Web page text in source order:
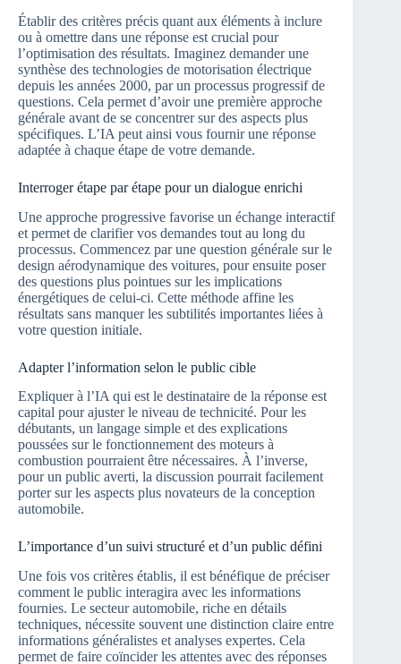
Établir des critères précis quant aux éléments à inclure
ou à omettre dans une réponse est crucial pour
l’optimisation des résultats. Imaginez demander une
synthèse des technologies de motorisation électrique
depuis les années 2000, par un processus progressif de
questions. Cela permet d’avoir une première approche
générale avant de se concentrer sur des aspects plus
spécifiques. L’IA peut ainsi vous fournir une réponse
adaptée à chaque étape de votre demande.
Interroger étape par étape pour un dialogue enrichi
Une approche progressive favorise un échange interactif
et permet de clarifier vos demandes tout au long du
processus. Commencez par une question générale sur le
design aérodynamique des voitures, pour ensuite poser
des questions plus pointues sur les implications
énergétiques de celui-ci. Cette méthode affine les
résultats sans manquer les subtilités importantes liées à
votre question initiale.
Adapter l’information selon le public cible
Expliquer à l’IA qui est le destinataire de la réponse est
capital pour ajuster le niveau de technicité. Pour les
débutants, un langage simple et des explications
poussées sur le fonctionnement des moteurs à
combustion pourraient être nécessaires. À l’inverse,
pour un public averti, la discussion pourrait facilement
porter sur les aspects plus novateurs de la conception
automobile.
L’importance d’un suivi structuré et d’un public défini
Une fois vos critères établis, il est bénéfique de préciser
comment le public interagira avec les informations
fournies. Le secteur automobile, riche en détails
techniques, nécessite souvent une distinction claire entre
informations généralistes et analyses expertes. Cela
permet de faire coïncider les attentes avec des réponses